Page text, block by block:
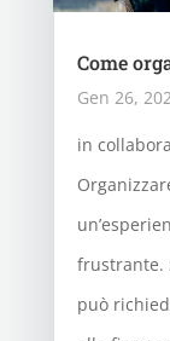
Come
Gen 26,
in
frustrante.
può